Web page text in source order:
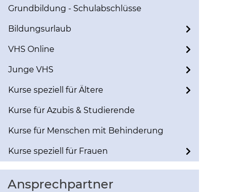
Grundbildung - Schulabschlüsse
Bildungsurlaub
VHS Online
Junge VHS
Kurse speziell für Ältere
Kurse für Azubis & Studierende
Kurse für Menschen mit Behinderung
Kurse speziell für Frauen
Ansprechpartner